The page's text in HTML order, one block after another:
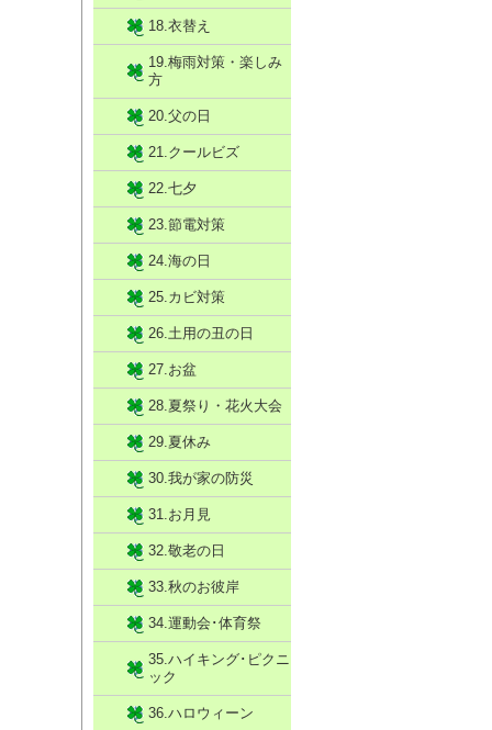
18.衣替え
19.梅雨対策・楽しみ
方
20.父の日
21.クールビズ
22.七夕
23.節電対策
24.海の日
25.カビ対策
26.土用の丑の日
27.お盆
28.夏祭り・花火大会
29.夏休み
30.我が家の防災
31.お月見
32.敬老の日
33.秋のお彼岸
34.運動会･体育祭
35.ハイキング･ピクニ
ック
36.ハロウィーン